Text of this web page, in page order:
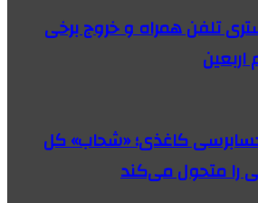
تلفن همراه و خروج برخی
اربعین
کاغذی؛ «شحاب» کل
را متحول می‌کند